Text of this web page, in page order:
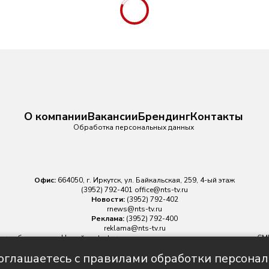
с правилами обработки
О компанииВакансииБрендингКонтакты
Обработка персональных данных
Офис: 664050, г. Иркутск, ул. Байкальская, 259, 4-ый этаж
(3952) 792-401 office@nts-tv.ru
Новости: (3952) 792-402
rnews@nts-tv.ru
Реклама: (3952) 792-400
reklama@nts-tv.ru
обязательна. На сайте nts-tv.ru размещаются в том числе материалы
Главный редактор ИА "НТС" Иштулкин Евгений Александрович16+